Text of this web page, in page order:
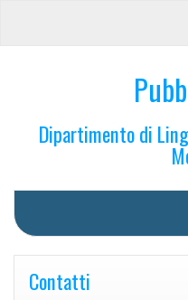
Dipartimento di
Contatti